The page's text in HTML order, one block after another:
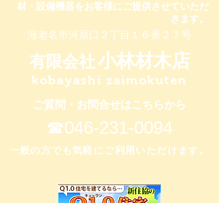
材・設備機器をお客様にご提供させていただ
きます。
​海老名市河原口２丁目１６番２７号
有限会社小林材木店
kobayashi zaimokuten
ご質問・お問合せはこちらから
​☎046-231-0094
​一般の方でも気軽にご利用いただけます。